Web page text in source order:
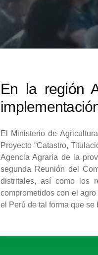
En la región
El Ministerio de
Proyecto “Catastro,
Agencia Agraria de la
segunda Reunión del
distritales, así como los
comprometidos con el
el Perú de tal forma que